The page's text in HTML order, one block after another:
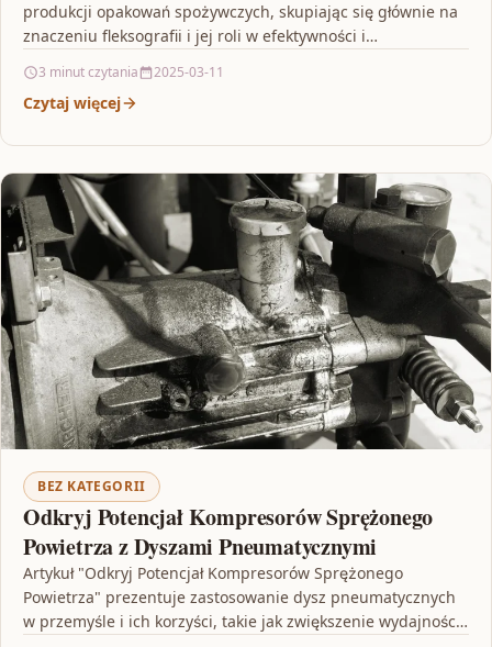
produkcji opakowań spożywczych, skupiając się głównie na
znaczeniu fleksografii i jej roli w efektywności i
3 minut czytania 2025-03-11
Czytaj więcej
BEZ KATEGORII
Odkryj Potencjał Kompresorów Sprężonego
Powietrza z Dyszami Pneumatycznymi
Artykuł "Odkryj Potencjał Kompresorów Sprężonego
Powietrza" prezentuje zastosowanie dysz pneumatycznych
w przemyśle i ich korzyści, takie jak zwiększenie wydajności,